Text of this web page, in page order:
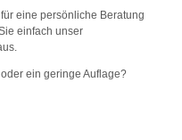
eine persönliche Beratung
einfach unser
ein geringe Auflage?